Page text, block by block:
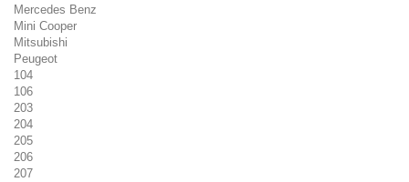
Mercedes Benz
Mini Cooper
Mitsubishi
Peugeot
104
106
203
204
205
206
207